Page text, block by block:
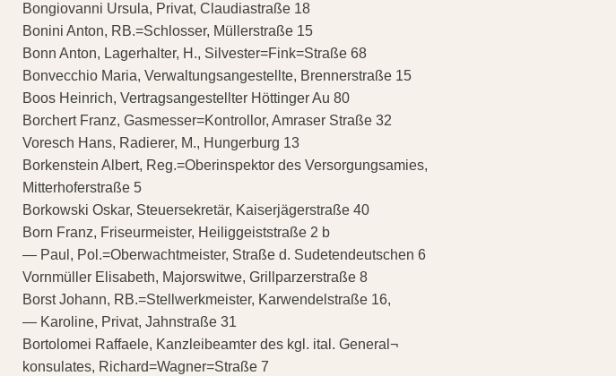
Bongiovanni Ursula, Privat, Claudiastraße 18
Bonini Anton, RB.=Schlosser, Müllerstraße 15
Bonn Anton, Lagerhalter, H., Silvester=Fink=Straße 68
Bonvecchio Maria, Verwaltungsangestellte, Brennerstraße 15
Boos Heinrich, Vertragsangestellter Höttinger Au 80
Borchert Franz, Gasmesser=Kontrollor, Amraser Straße 32
Voresch Hans, Radierer, M., Hungerburg 13
Borkenstein Albert, Reg.=Oberinspektor des Versorgungsamies,
Mitterhoferstraße 5
Borkowski Oskar, Steuersekretär, Kaiserjägerstraße 40
Born Franz, Friseurmeister, Heiliggeiststraße 2 b
— Paul, Pol.=Oberwachtmeister, Straße d. Sudetendeutschen 6
Vornmüller Elisabeth, Majorswitwe, Grillparzerstraße 8
Borst Johann, RB.=Stellwerkmeister, Karwendelstraße 16,
— Karoline, Privat, Jahnstraße 31
Bortolomei Raffaele, Kanzleibeamter des kgl. ital. General¬
konsulates, Richard=Wagner=Straße 7